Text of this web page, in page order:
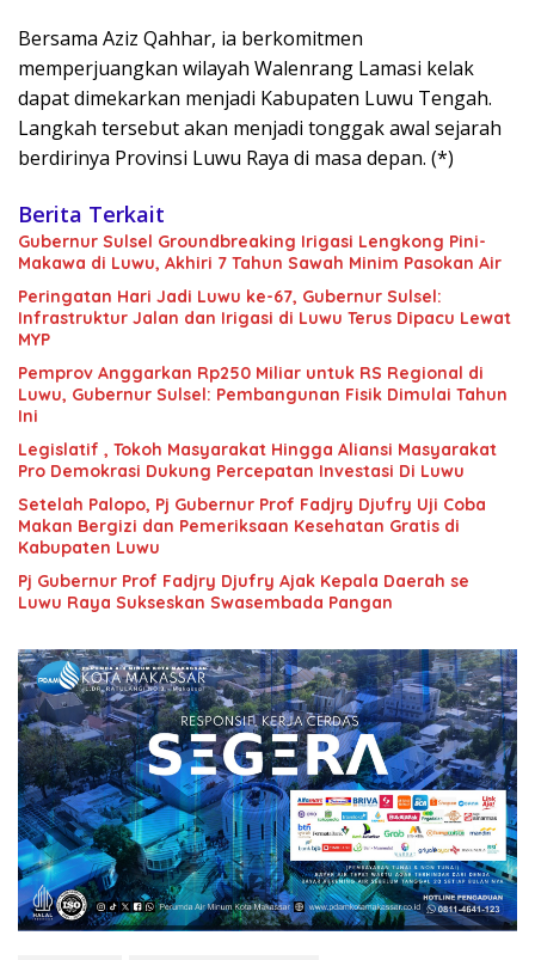
Bersama Aziz Qahhar, ia berkomitmen
memperjuangkan wilayah Walenrang Lamasi kelak
dapat dimekarkan menjadi Kabupaten Luwu Tengah.
Langkah tersebut akan menjadi tonggak awal sejarah
berdirinya Provinsi Luwu Raya di masa depan. (*)
Berita Terkait
Gubernur Sulsel Groundbreaking Irigasi Lengkong Pini-
Makawa di Luwu, Akhiri 7 Tahun Sawah Minim Pasokan Air
Peringatan Hari Jadi Luwu ke-67, Gubernur Sulsel:
Infrastruktur Jalan dan Irigasi di Luwu Terus Dipacu Lewat
MYP
Pemprov Anggarkan Rp250 Miliar untuk RS Regional di
Luwu, Gubernur Sulsel: Pembangunan Fisik Dimulai Tahun
Ini
Legislatif , Tokoh Masyarakat Hingga Aliansi Masyarakat
Pro Demokrasi Dukung Percepatan Investasi Di Luwu
Setelah Palopo, Pj Gubernur Prof Fadjry Djufry Uji Coba
Makan Bergizi dan Pemeriksaan Kesehatan Gratis di
Kabupaten Luwu
Pj Gubernur Prof Fadjry Djufry Ajak Kepala Daerah se
Luwu Raya Sukseskan Swasembada Pangan